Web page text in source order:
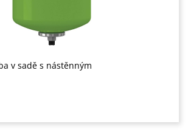
v sadě s nástěnným